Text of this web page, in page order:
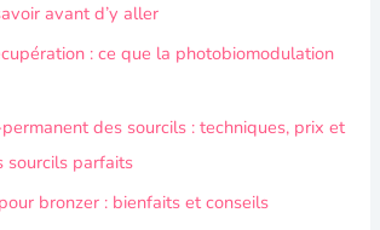
avant d’y aller
: ce que la photobiomodulation
des sourcils : techniques, prix et
sourcils parfaits
bronzer : bienfaits et conseils